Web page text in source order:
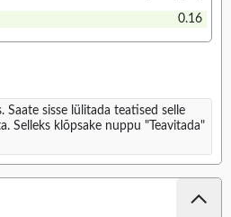
0.16
Saate sisse lülitada teatised selle
Selleks klõpsake nuppu "Teavitada"